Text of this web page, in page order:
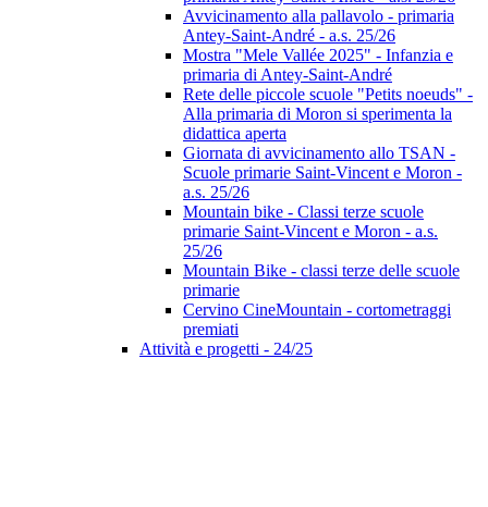
Avvicinamento alla pallavolo - primaria
Antey-Saint-André - a.s. 25/26
Mostra "Mele Vallée 2025" - Infanzia e
primaria di Antey-Saint-André
Rete delle piccole scuole "Petits noeuds" -
Alla primaria di Moron si sperimenta la
didattica aperta
Giornata di avvicinamento allo TSAN -
Scuole primarie Saint-Vincent e Moron -
a.s. 25/26
Mountain bike - Classi terze scuole
primarie Saint-Vincent e Moron - a.s.
25/26
Mountain Bike - classi terze delle scuole
primarie
Cervino CineMountain - cortometraggi
premiati
Attività e progetti - 24/25